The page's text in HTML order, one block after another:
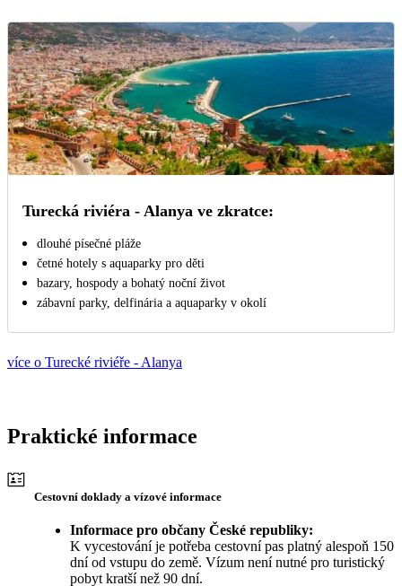
Turecká riviéra - Alanya ve zkratce:
dlouhé písečné pláže
četné hotely s aquaparky pro děti
bazary, hospody a bohatý noční život
zábavní parky, delfinária a aquaparky v okolí
více o Turecké riviéře - Alanya
Praktické informace
Cestovní doklady a vízové informace
Informace pro občany České republiky:
K vycestování je potřeba cestovní pas platný alespoň 150
dní od vstupu do země. Vízum není nutné pro turistický
pobyt kratší než 90 dní.